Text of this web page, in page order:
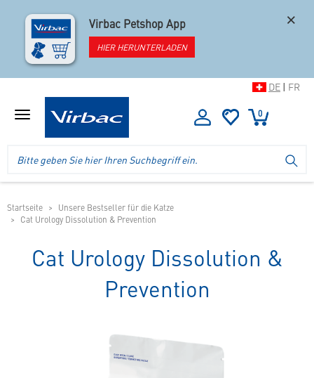
Virbac Petshop App
HIER HERUNTERLADEN
×
DE | FR
Menü
Virbac
Ihr
Shop
Tierfutter
0
Header
mobilen
Shop
Startseite
Unsere Bestseller für die Katze
Cat Urology Dissolution & Prevention
Cat Urology Dissolution &
Prevention